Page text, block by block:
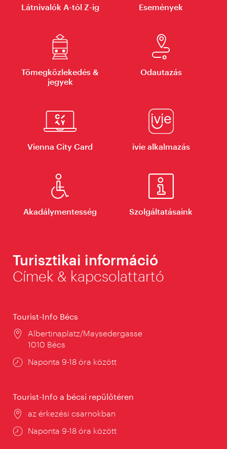
Látnivalók A-tól Z-ig Események
Tömegközlekedés &
jegyek
Odautazás
Vienna City Card ivie alkalmazás
Akadálymentesség Szolgáltatásaink
Turisztikai információ
Címek & kapcsolattartó
Tourist-Info Bécs
Helyszín:
Albertinaplatz/Maysedergasse
1010 Bécs
Nyitva
Naponta 9-18 óra között
Tourist-Info a bécsi repülőtéren
Helyszín:
az érkezési csarnokban
Nyitva
Naponta 9-18 óra között